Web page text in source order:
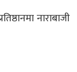
नाराबाजी